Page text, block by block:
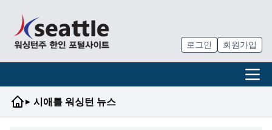
로그인 회원가입
▸ 시애틀 워싱턴 뉴스